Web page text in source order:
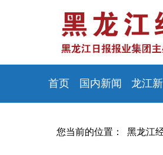
首页 国内新闻 龙江
您当前的位置： 黑龙江